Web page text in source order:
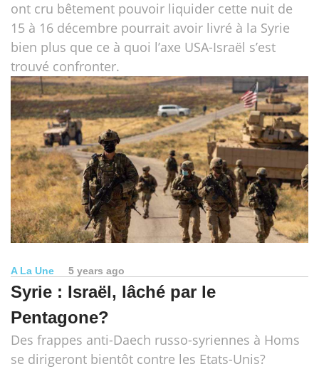
ont cru bêtement pouvoir liquider cette nuit de
15 à 16 décembre pourrait avoir livré à la Syrie
bien plus que ce à quoi l’axe USA-Israël s’est
trouvé confronter.
A La Une 5 years ago
Syrie : Israël, lâché par le
Pentagone?
Des frappes anti-Daech russo-syriennes à Homs
se dirigeront bientôt contre les Etats-Unis?